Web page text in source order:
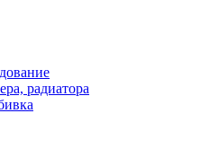
радиатора